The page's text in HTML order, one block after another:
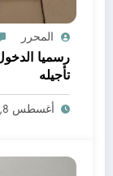
المحرر
تأجيله
أغسطس 8, 2026